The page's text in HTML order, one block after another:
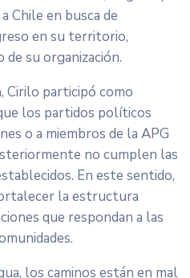
Chile en busca de
en su territorio,
su organización.
Cirilo participó como
los partidos políticos
o a miembros de la APG
no cumplen las
En este sentido,
la estructura
que respondan a las
los caminos están en mal